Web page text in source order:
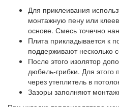
Для приклеивания
монтажную пену или
основе. Смесь точечно
Плита прикладывается к
поддерживают несколько
После этого изолятор
дюбель-грибки. Для этого
через утеплитель в
Зазоры заполняют